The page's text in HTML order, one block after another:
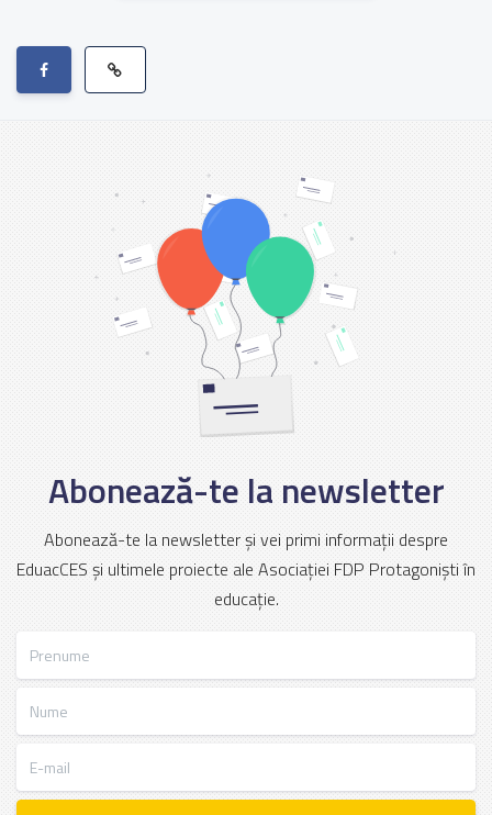
Abonează-te la newsletter
Abonează-te la newsletter și vei primi informații despre
EduacCES și ultimele proiecte ale Asociației FDP Protagoniști în
educație.